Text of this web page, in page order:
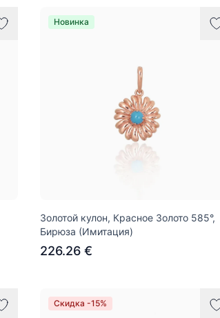
Новинка
Золотой кулон, Красное Золото 585°,
Бирюза (Имитация)
226.26 €
Скидка -15%